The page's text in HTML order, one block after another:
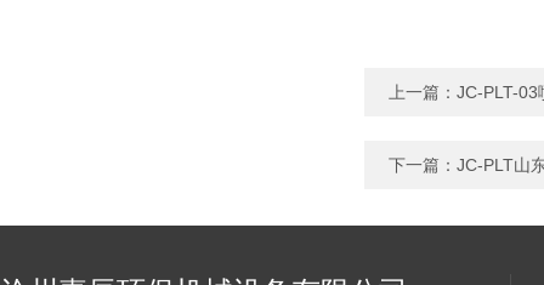
上一篇： JC-PLT-03
下一篇： JC-PLT山